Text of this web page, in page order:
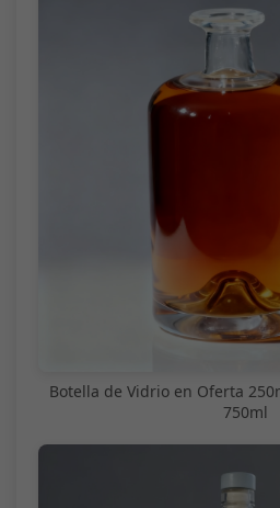
Botella de Vidrio en Oferta
750ml